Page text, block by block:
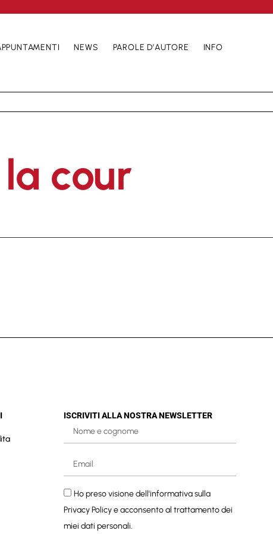
NEWS PAROLE D’AUTORE INFO
cour
ISCRIVITI ALLA NOSTRA NEWSLETTER
Ho preso visione dell'informativa sulla
Privacy Policye acconsento al trattamento dei
miei dati personali.